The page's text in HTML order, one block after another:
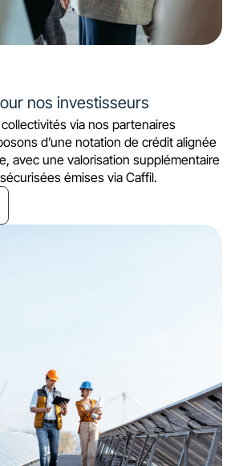
nos investisseurs
via nos partenaires
d’une notation de crédit alignée
avec une valorisation supplémentaire
émises via Caffil.